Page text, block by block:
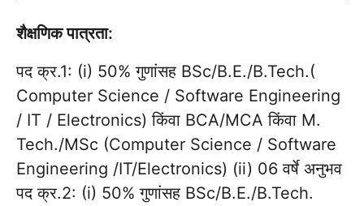
शैक्षणिक पात्रता:
पद क्र.1: (i) 50% गुणांसह BSc/B.E./B.Tech.(
Computer Science / Software Engineering
/ IT / Electronics) किंवा BCA/MCA किंवा M.
Tech./MSc (Computer Science / Software
Engineering /IT/Electronics) (ii) 06 वर्षे अनुभव
पद क्र.2: (i) 50% गुणांसह BSc/B.E./B.Tech.